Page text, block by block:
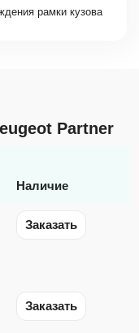
рамки кузова
Partner
Наличие
Заказать
Заказать